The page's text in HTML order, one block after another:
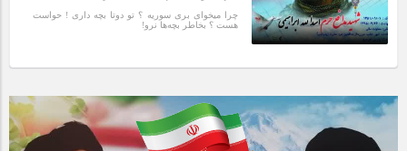
چرا میخوای بری سوریه ؟ تو دوتا بچه داری ! حواست
هست ؟ بخاطر بچه‌ها نرو!